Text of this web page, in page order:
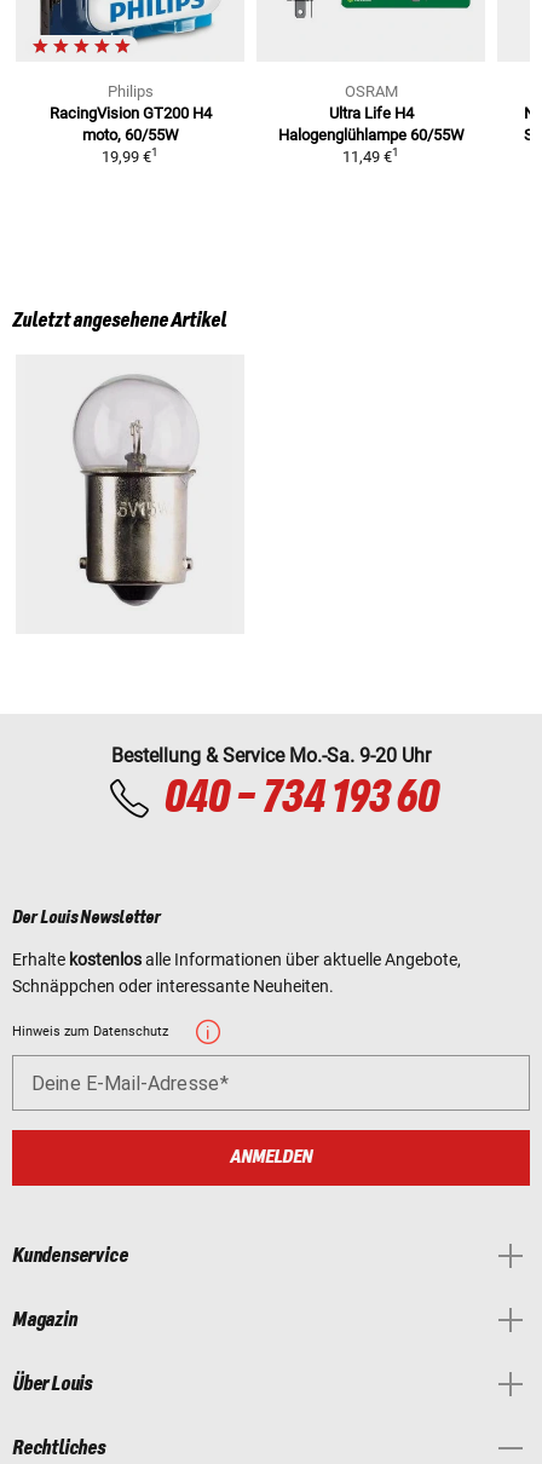
Philips
RacingVision GT200 H4
moto, 60/55W
19,99 €1
OSRAM
Ultra Life H4
Halogenglühlampe 60/55W
11,49 €1
Zuletzt angesehene Artikel
Bestellung & Service Mo.-Sa. 9-20 Uhr
040 - 734 193 60
Der Louis Newsletter
Erhalte kostenlosalle Informationen über aktuelle Angebote,
Schnäppchen oder interessante Neuheiten.
Hinweis zum Datenschutz
Deine E-Mail-Adresse
ANMELDEN
Kundenservice
Magazin
Über Louis
Rechtliches